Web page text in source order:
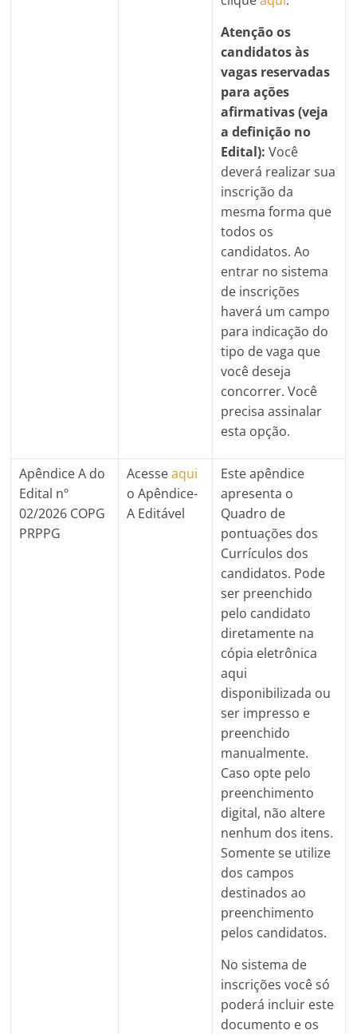
Atenção os
candidatos às
vagas reservadas
para ações
afirmativas (veja
a definição no
Edital): Você
deverá realizar sua
inscrição da
mesma forma que
todos os
candidatos. Ao
entrar no sistema
de inscrições
haverá um campo
para indicação do
tipo de vaga que
você deseja
concorrer. Você
precisa assinalar
esta opção.
Apêndice A do
Edital nº
02/2026 COPG
PRPPG
Acesseaqui
o Apêndice-
A Editável
Este apêndice
apresenta o
Quadro de
pontuações dos
Currículos dos
candidatos. Pode
ser preenchido
pelo candidato
diretamente na
cópia eletrônica
aqui
disponibilizada ou
ser impresso e
preenchido
manualmente.
Caso opte pelo
preenchimento
digital, não altere
nenhum dos itens.
Somente se utilize
dos campos
destinados ao
preenchimento
pelos candidatos.
No sistema de
inscrições você só
poderá incluir este
documento e os